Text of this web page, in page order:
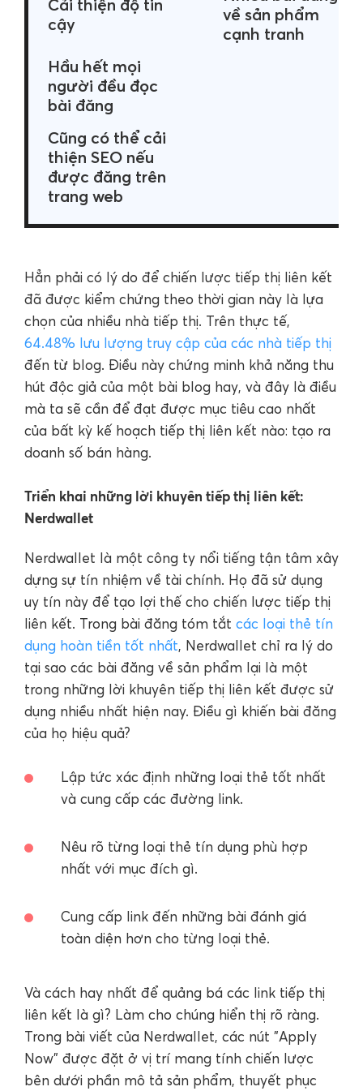
Cải thiện độ tin
cậy
về sản phẩm
cạnh tranh
Hầu hết mọi
người đều đọc
bài đăng
Cũng có thể cải
thiện SEO nếu
được đăng trên
trang web
Hẳn phải có lý do để chiến lược tiếp thị liên kết
đã được kiểm chứng theo thời gian này là lựa
chọn của nhiều nhà tiếp thị. Trên thực tế,
64.48% lưu lượng truy cập của các nhà tiếp thị
đến từ blog. Điều này chứng minh khả năng thu
hút độc giả của một bài blog hay, và đây là điều
mà ta sẽ cần để đạt được mục tiêu cao nhất
của bất kỳ kế hoạch tiếp thị liên kết nào: tạo ra
doanh số bán hàng.
Triển khai những lời khuyên tiếp thị liên kết:
Nerdwallet
Nerdwallet là một công ty nổi tiếng tận tâm xây
dựng sự tín nhiệm về tài chính. Họ đã sử dụng
uy tín này để tạo lợi thế cho chiến lược tiếp thị
liên kết. Trong bài đăng tóm tắt các loại thẻ tín
dụng hoàn tiền tốt nhất, Nerdwallet chỉ ra lý do
tại sao các bài đăng về sản phẩm lại là một
trong những lời khuyên tiếp thị liên kết được sử
dụng nhiều nhất hiện nay. Điều gì khiến bài đăng
của họ hiệu quả?
Lập tức xác định những loại thẻ tốt nhất
và cung cấp các đường link.
Nêu rõ từng loại thẻ tín dụng phù hợp
nhất với mục đích gì.
Cung cấp link đến những bài đánh giá
toàn diện hơn cho từng loại thẻ.
Và cách hay nhất để quảng bá các link tiếp thị
liên kết là gì? Làm cho chúng hiển thị rõ ràng.
Trong bài viết của Nerdwallet, các nút "Apply
Now" được đặt ở vị trí mang tính chiến lược
bên dưới phần mô tả sản phẩm, thuyết phục